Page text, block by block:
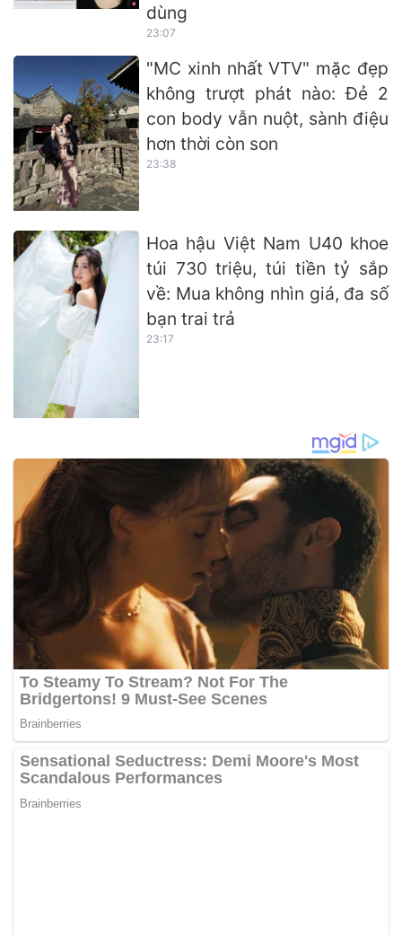
dùng
23:07
"MC xinh nhất VTV" mặc đẹp
không trượt phát nào: Đẻ 2
con body vẫn nuột, sành điệu
hơn thời còn son
23:38
Hoa hậu Việt Nam U40 khoe
túi 730 triệu, túi tiền tỷ sắp
về: Mua không nhìn giá, đa số
bạn trai trả
23:17